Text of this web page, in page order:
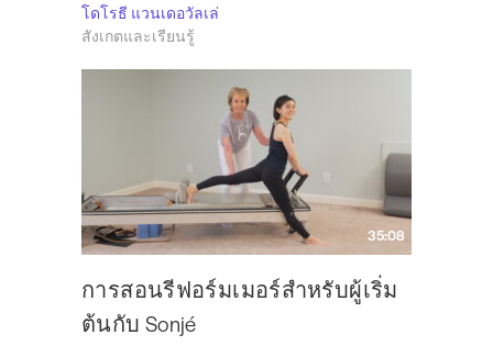
โดโรธี แวนเดอวัลเล่
สังเกตและเรียนรู้
35:08
การสอนรีฟอร์มเมอร์สำหรับผู้เริ่ม
ต้นกับ Sonjé